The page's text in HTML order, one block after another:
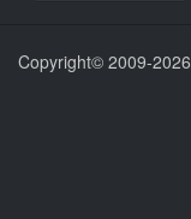
Copyright© 2009-2026